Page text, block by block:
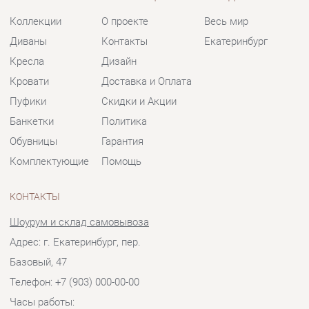
Банкетки
Обувницы
Комплектующие
Политика
Гарантия
Помощь
КОНТАКТЫ
Шоурум и склад самовывоза
Адрес: г. Екатеринбург, пер.
Базовый, 47
Часы работы:
Пн - Пт:10:00 - 18:00 (GMT+5)
Отправить сообщение
© 2009-2026 Мягкая мебель Екатеринбург